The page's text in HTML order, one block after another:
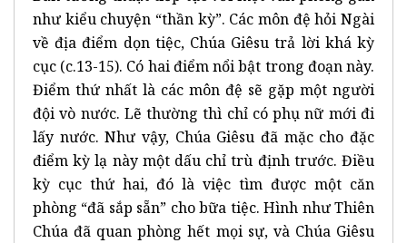
như kiểu chuyện “thần kỳ”. Các môn đệ hỏi Ngài
về địa điểm dọn tiệc, Chúa Giêsu trả lời khá kỳ
cục (c.13-15). Có hai điểm nổi bật trong đoạn này.
Điểm thứ nhất là các môn đệ sẽ gặp một người
đội vò nước. Lẽ thường thì chỉ có phụ nữ mới đi
lấy nước. Như vậy, Chúa Giêsu đã mặc cho đặc
điểm kỳ lạ này một dấu chỉ trù định trước. Điều
kỳ cục thứ hai, đó là việc tìm được một căn
phòng “đã sắp sẵn” cho bữa tiệc. Hình như Thiên
Chúa đã quan phòng hết mọi sự, và Chúa Giêsu